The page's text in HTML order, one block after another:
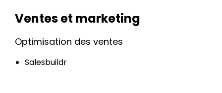
Ventes et marketing
Optimisation des ventes
Salesbuildr